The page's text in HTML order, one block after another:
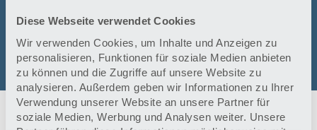
Diese Webseite verwendet Cookies
Wir verwenden Cookies, um Inhalte und Anzeigen zu
personalisieren, Funktionen für soziale Medien anbieten
zu können und die Zugriffe auf unsere Website zu
analysieren. Außerdem geben wir Informationen zu Ihrer
Verwendung unserer Website an unsere Partner für
soziale Medien, Werbung und Analysen weiter. Unsere
Wir bitten um telefonische Voranmeldung im Sekretariat
für kardiologische und angiologische Rehabilitation bei
Meike Hahmeyer unter Telefon 05821 82-1354.